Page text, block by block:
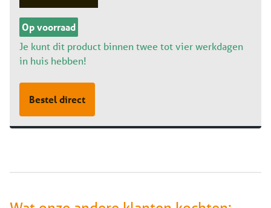
Op voorraad
Je kunt dit product binnen twee tot vier werkdagen
in huis hebben!
Bestel direct